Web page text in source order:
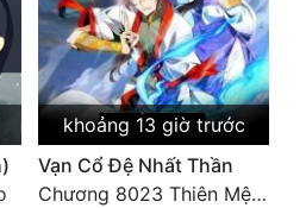
khoảng 13 giờ trước
Vạn Cổ Đệ Nhất Thần
Chương 8023 Thiên Mệnh cương đồ